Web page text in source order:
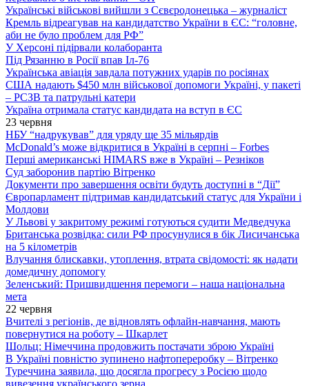
Українські військові вийшли з Сєвєродонецька – журналіст
Кремль відреагував на кандидатство України в ЄС: “головне,
аби не було проблем для РФ”
У Херсоні підірвали колаборанта
Під Рязанню в Росії впав Іл-76
Українська авіація завдала потужних ударів по росіянах
США надають $450 млн військової допомоги Україні, у пакеті
– РСЗВ та патрульні катери
Україна отримала статус кандидата на вступ в ЄС
23 червня
НБУ “надрукував” для уряду ще 35 мільярдів
McDonald’s може відкритися в Україні в серпні – Forbes
Перші американські HIMARS вже в Україні – Резніков
Суд заборонив партію Вітренко
Документи про завершення освіти будуть доступні в “Дії”
Європарламент підтримав кандидатський статус для України і
Молдови
У Львові у закритому режимі готуються судити Медведчука
Британська розвідка: сили РФ просунулися в бік Лисичанська
на 5 кілометрів
Влучання блискавки, утоплення, втрата свідомості: як надати
домедичну допомогу
Зеленський: Пришвидшення перемоги – наша національна
мета
22 червня
Вчителі з регіонів, де відновлять офлайн-навчання, мають
повернутися на роботу – Шкарлет
Шольц: Німеччина продовжить постачати зброю Україні
В Україні повністю зупинено нафтопереробку – Вітренко
Туреччина заявила, що досягла прогресу з Росією щодо